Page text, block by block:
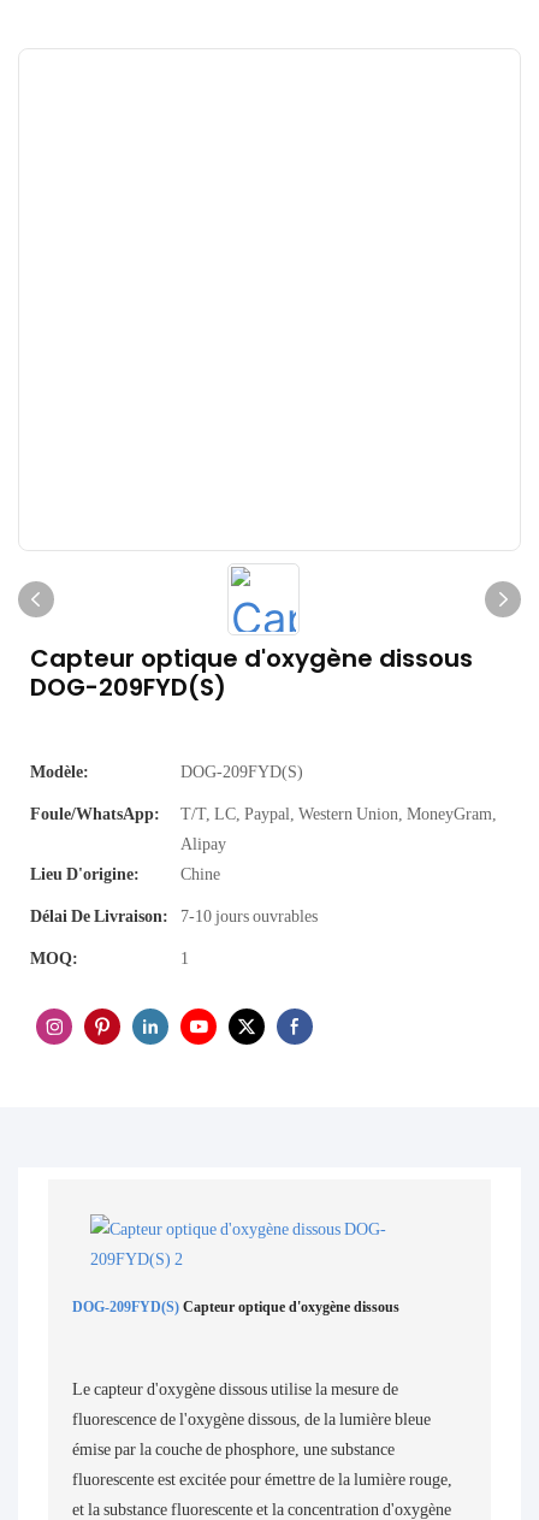
Capteur optique d'oxygène dissous
DOG-209FYD(S)
Modèle: DOG-209FYD(S)
Foule/WhatsApp:
T/T, LC, Paypal, Western Union, MoneyGram,
Alipay
Lieu D'origine:
Chine
Délai De Livraison: 7-10 jours ouvrables
MOQ: 1
DOG-209FYD(S)Capteur optique d'oxygène dissous
Le capteur d'oxygène dissous utilise la mesure de
fluorescence de l'oxygène dissous, de la lumière bleue
émise par la couche de phosphore, une substance
fluorescente est excitée pour émettre de la lumière rouge,
et la substance fluorescente et la concentration d'oxygène